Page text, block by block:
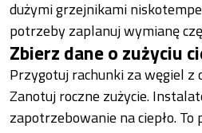
dużymi grzejnikami
potrzeby zaplanuj wymianę
Zbierz dane o zużyciu
Przygotuj rachunki za węgiel z
Zanotuj roczne zużycie.
zapotrzebowanie na ciepło.